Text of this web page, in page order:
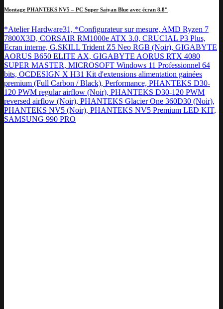
Montage PHANTEKS NV5 – PC Super Saiyan Blue avec écran 8.8″
*Atelier Hardware31, *Configurateur sur mesure, AMD Ryzen 7
7800X3D, CORSAIR RM1000e ATX 3.0, CRUCIAL P3 Plus,
Ecran interne, G.SKILL Trident Z5 Neo RGB (Noir), GIGABYTE
AORUS B650 ELITE AX, GIGABYTE AORUS RTX 4080
SUPER MASTER, MICROSOFT Windows 11 Professionnel 64
bits, OCDESIGN X H31 Kit d'extensions alimentation gainées
premium (Full Carbon / Black), Performance, PHANTEKS D30-
120 PWM regular airflow (Noir), PHANTEKS D30-120 PWM
reversed airflow (Noir), PHANTEKS Glacier One 360D30 (Noir),
PHANTEKS NV5 (Noir), PHANTEKS NV5 Premium LED KIT,
SAMSUNG 990 PRO